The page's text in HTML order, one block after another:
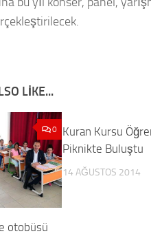
LIKE...
0
otobüsü
Kuran Kursu
Piknikte Buluştu
14 AĞUSTOS 2014